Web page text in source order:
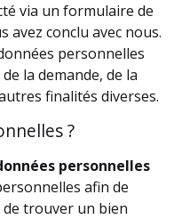
via un formulaire de
avez conclu avec nous.
personnelles
la demande, de la
finalités diverses.
?
personnelles
afin de
trouver un bien